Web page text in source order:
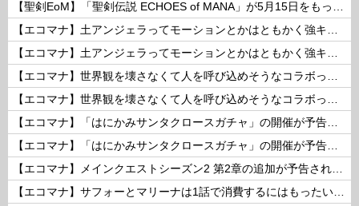
【聖剣EoM】「聖剣伝説 ECHOES of MANA」が5月15日をもってサービス終了に
【エコマナ】土アンジェラってモーションとかはともかく強キャラなの？
【エコマナ】土アンジェラってモーションとかはともかく強キャラなの？
【エコマナ】世界観を壊さなくて人を呼び込めそうなコラボって何があるだろう？
【エコマナ】世界観を壊さなくて人を呼び込めそうなコラボって何があるだろう？
【エコマナ】「はにかみサンタクロースガチャ」の開催が予告されたぞ！
【エコマナ】「はにかみサンタクロースガチャ」の開催が予告されたぞ！
【エコマナ】メインクエストシーズン2 第2章の追加が予告されたぞ！
【エコマナ】サフォーとマリーナは1話で消費するにはもったいないコンビだった